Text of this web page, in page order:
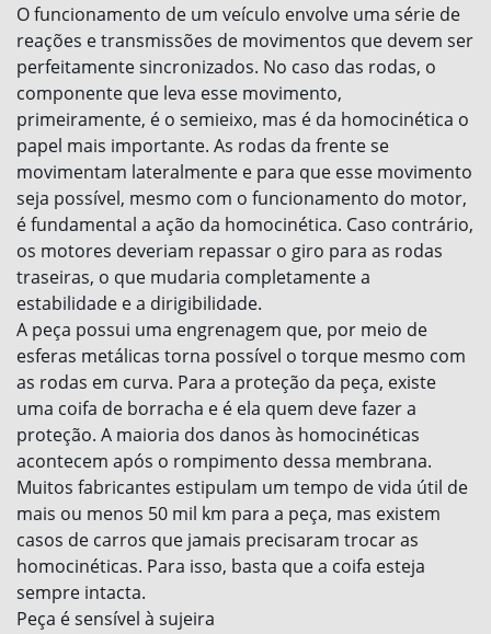
O funcionamento de um veículo envolve uma série de
reações e transmissões de movimentos que devem ser
perfeitamente sincronizados. No caso das rodas, o
componente que leva esse movimento,
primeiramente, é o semieixo, mas é da homocinética o
papel mais importante. As rodas da frente se
movimentam lateralmente e para que esse movimento
seja possível, mesmo com o funcionamento do motor,
é fundamental a ação da homocinética. Caso contrário,
os motores deveriam repassar o giro para as rodas
traseiras, o que mudaria completamente a
estabilidade e a dirigibilidade.
A peça possui uma engrenagem que, por meio de
esferas metálicas torna possível o torque mesmo com
as rodas em curva. Para a proteção da peça, existe
uma coifa de borracha e é ela quem deve fazer a
proteção. A maioria dos danos às homocinéticas
acontecem após o rompimento dessa membrana.
Muitos fabricantes estipulam um tempo de vida útil de
mais ou menos 50 mil km para a peça, mas existem
casos de carros que jamais precisaram trocar as
homocinéticas. Para isso, basta que a coifa esteja
sempre intacta.
Peça é sensível à sujeira